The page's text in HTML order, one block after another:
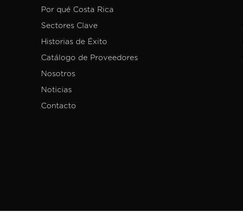
Por qué Costa Rica
Sectores Clave
Historias de Éxito
Catálogo de Proveedores
Nosotros
Noticias
Contacto